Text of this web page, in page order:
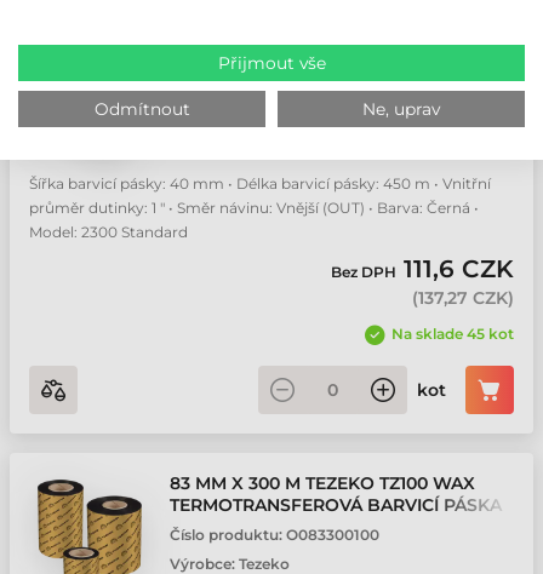
40 MM X 450 M ZEBRA 2300
STANDARD WAX TERMOTRANSFEROVÁ
BARVICÍ PÁSKA
Číslo produktu:
02300BK04045
Výrobce:Zebra
Šířka barvicí pásky: 40 mm • Délka barvicí pásky: 450 m • Vnitřní
průměr dutinky: 1 " • Směr návinu: Vnější (OUT) • Barva: Černá •
Model: 2300 Standard
Bez DPH 111,6 CZK
(137,27 CZK)
Na sklade 45 kot
kot
83 MM X 300 M TEZEKO TZ100 WAX
TERMOTRANSFEROVÁ BARVICÍ PÁSKA
Číslo produktu: O083300100
Výrobce: Tezeko
Přijmout vše
Odmítnout Ne, uprav